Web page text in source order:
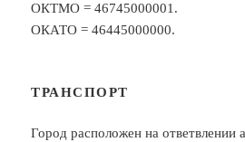
ОКТМО = 46745000001.
ОКАТО = 46445000000.
ТРАНСПОРТ
Город расположен на ответвлении